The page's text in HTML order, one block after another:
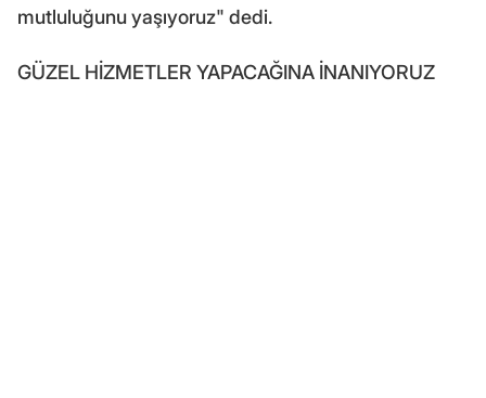
mutluluğunu yaşıyoruz" dedi.
GÜZEL HİZMETLER YAPACAĞINA İNANIYORUZ